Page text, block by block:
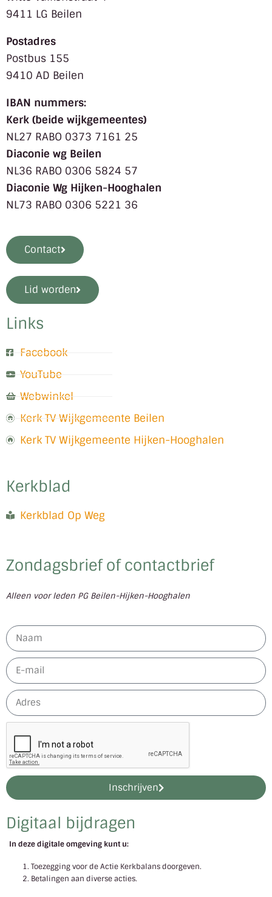
9411 LG Beilen
Postadres
Postbus 155
9410 AD Beilen
IBAN nummers:
Kerk (beide wijkgemeentes)
NL27 RABO 0373 7161 25
Diaconie wg Beilen
NL36 RABO 0306 5824 57
Diaconie Wg Hijken-Hooghalen
NL73 RABO 0306 5221 36
Contact
Lid worden
Digitaal bijdragen
In deze digitale omgeving kunt u:
Toezegging voor de Actie Kerkbalans doorgeven.
Betalingen aan diverse acties.
Links
Facebook
YouTube
Webwinkel
Kerk TV Wijkgemeente Beilen
Kerk TV Wijkgemeente Hijken-Hooghalen
Kerkblad
Kerkblad Op Weg
Zondagsbrief of contactbrief
Alleen voor leden PG Beilen-Hijken-Hooghalen
Inschrijven